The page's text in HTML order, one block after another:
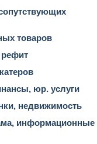
товаров
рефит
юр. услуги
недвижимость
информационные